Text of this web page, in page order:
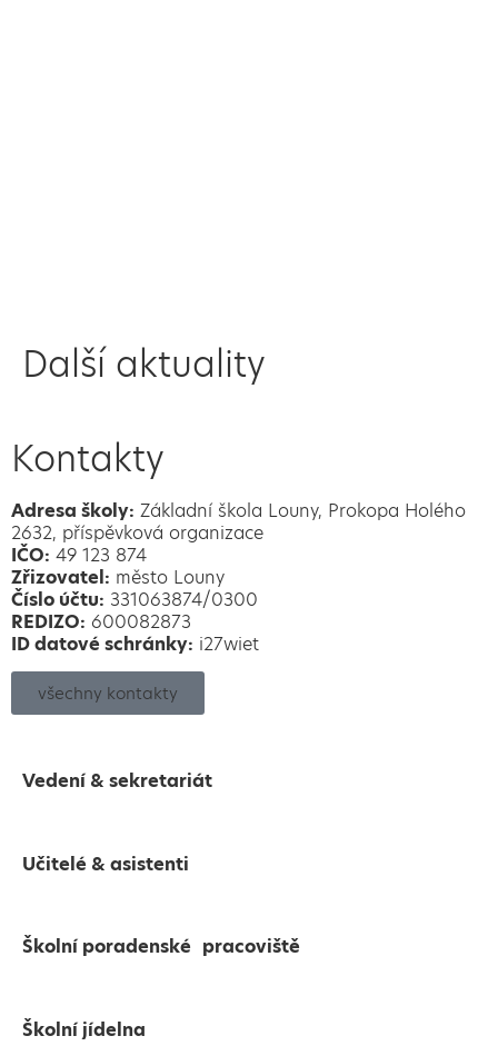
Další aktuality
Kontakty
Adresa školy: Základní škola Louny, Prokopa Holého
2632, příspěvková organizace
IČO: 49 123 874
Zřizovatel: město Louny
Číslo účtu: 331063874/0300
REDIZO: 600082873
ID datové schránky: i27wiet
všechny kontakty
Vedení & sekretariát
Učitelé & asistenti
Školní poradenské pracoviště
Školní jídelna